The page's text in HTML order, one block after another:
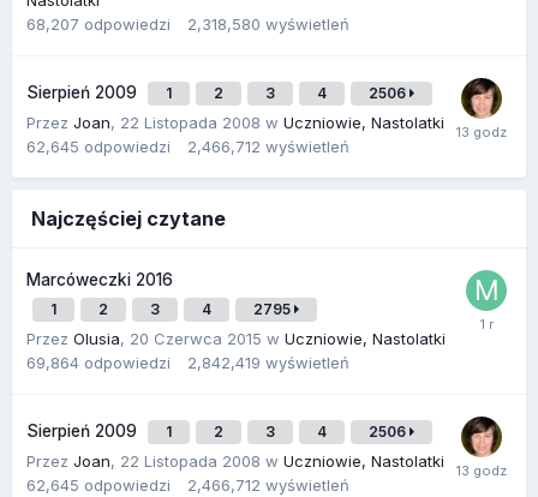
68,207 odpowiedzi 2,318,580 wyświetleń
Sierpień 2009 1 2 3 4 2506
Przez Joan, 22 Listopada 2008 w Uczniowie, Nastolatki
62,645 odpowiedzi 2,466,712 wyświetleń
Najczęściej czytane
Marcóweczki 2016
1 2 3 4 2795
Przez Olusia, 20 Czerwca 2015 w Uczniowie, Nastolatki
69,864 odpowiedzi 2,842,419 wyświetleń
Sierpień 2009 1 2 3 4 2506
Przez Joan, 22 Listopada 2008 w Uczniowie, Nastolatki
62,645 odpowiedzi 2,466,712 wyświetleń